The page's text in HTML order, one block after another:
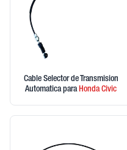
Cable Selector de Transmision
Automatica paraHondaCivic